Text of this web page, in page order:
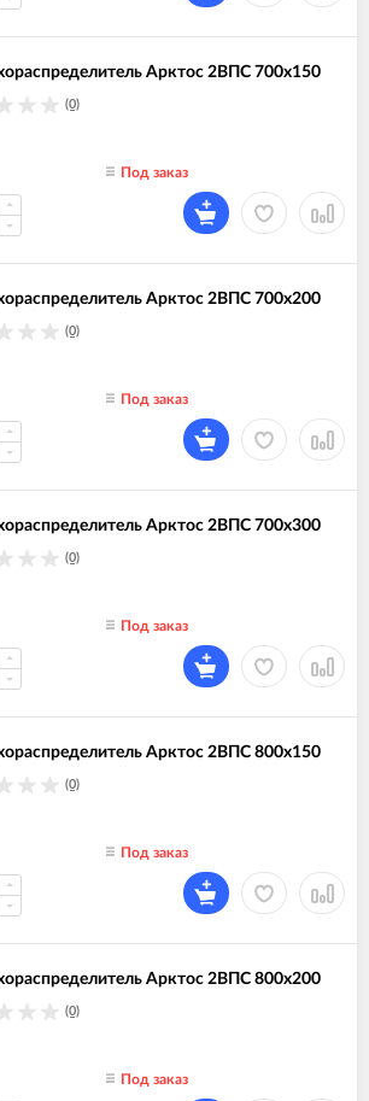
Арктос 2ВПС 700х150
(0)
Под заказ
Арктос 2ВПС 700х200
(0)
Под заказ
Арктос 2ВПС 700х300
(0)
Под заказ
Арктос 2ВПС 800х150
(0)
Под заказ
Арктос 2ВПС 800х200
(0)
Под заказ